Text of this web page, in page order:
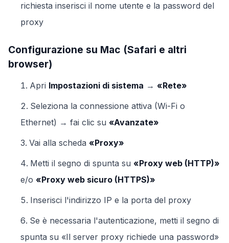
richiesta inserisci il nome utente e la password del
proxy
Configurazione su Mac (Safari e altri
browser)
Apri Impostazioni di sistema → «Rete»
Seleziona la connessione attiva (Wi-Fi o
Ethernet) → fai clic su «Avanzate»
Vai alla scheda «Proxy»
Metti il segno di spunta su «Proxy web (HTTP)»
e/o «Proxy web sicuro (HTTPS)»
Inserisci l'indirizzo IP e la porta del proxy
Se è necessaria l'autenticazione, metti il segno di
spunta su «Il server proxy richiede una password»